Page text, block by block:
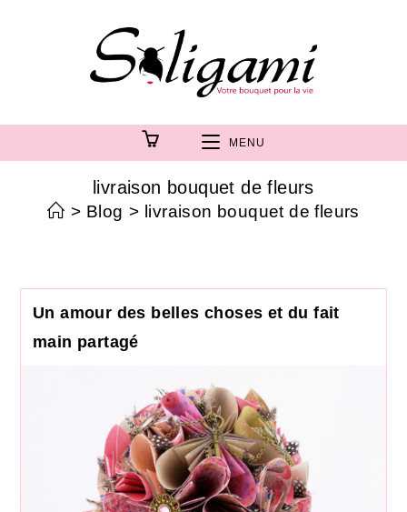
MENU
livraison bouquet de fleurs
> Blog > livraison bouquet de fleurs
Un amour des belles choses et du fait
main partagé